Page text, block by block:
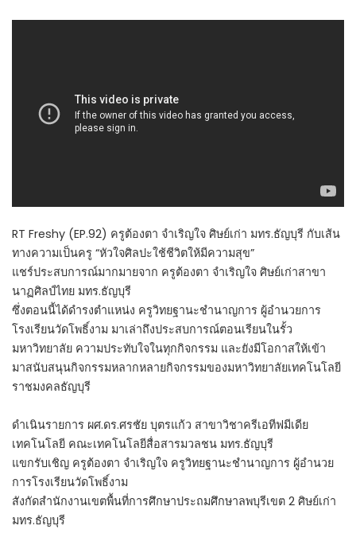
RT Freshy (EP.92) ครูต้องตา จำเริญใจ ศิษย์เก่า มทร.ธัญบุรี กับเส้น
ทางความเป็นครู “หัวใจศิลปะใช้ชีวิตให้มีความสุข”
แชร์ประสบการณ์มากมายจาก ครูต้องตา จำเริญใจ ศิษย์เก่าสาขา
นาฏศิลป์ไทย มทร.ธัญบุรี
ซึ่งตอนนี้ได้ดำรงตำแหน่ง ครูวิทยฐานะชำนาญการ ผู้อำนวยการ
โรงเรียนวัดโพธิ์งาม มาเล่าถึงประสบการณ์ตอนเรียนในรั้ว
มหาวิทยาลัย ความประทับใจในทุกกิจกรรม และยังมีโอกาสให้เข้า
มาสนับสนุนกิจกรรมหลากหลายกิจกรรมของมหาวิทยาลัยเทคโนโลยี
ราชมงคลธัญบุรี
ดำเนินรายการ ผศ.ดร.ศรชัย บุตรแก้ว สาขาวิชาครีเอทีฟมีเดีย
เทคโนโลยี คณะเทคโนโลยีสื่อสารมวลชน มทร.ธัญบุรี
แขกรับเชิญ ครูต้องตา จำเริญใจ ครูวิทยฐานะชำนาญการ ผู้อำนวย
การโรงเรียนวัดโพธิ์งาม
สังกัดสำนักงานเขตพื้นที่การศึกษาประถมศึกษาลพบุรีเขต 2 ศิษย์เก่า
มทร.ธัญบุรี